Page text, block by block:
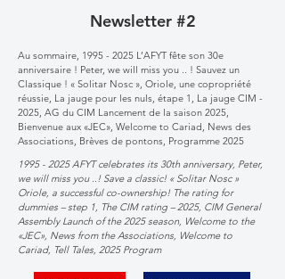
Newsletter #2
Au sommaire, 1995 - 2025 L’AFYT fête son 30e
anniversaire ! Peter, we will miss you .. ! Sauvez un
Classique ! « Solitar Nosc », Oriole, une copropriété
réussie, La jauge pour les nuls, étape 1, La jauge CIM -
2025, AG du CIM Lancement de la saison 2025,
Bienvenue aux «JEC», Welcome to Cariad, News des
Associations, Brèves de pontons, Programme 2025
1995 - 2025AFYT celebrates its 30th anniversary, Peter,
we will miss you ..! Save a classic! « Solitar Nosc »
Oriole, a successful co-ownership! The rating for
dummies – step 1, The CIM rating – 2025, CIM General
Assembly Launch of the 2025 season, Welcome to the
«JEC», News from the Associations, Welcome to
Cariad, Tell Tales, 2025 Program